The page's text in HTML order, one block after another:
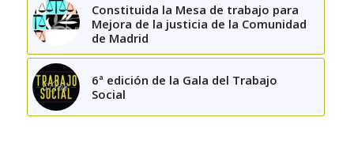
Constituida la Mesa de trabajo para
Mejora de la justicia de la Comunidad
de Madrid
6ª edición de la Gala del Trabajo
Social